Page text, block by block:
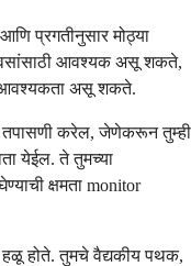
प्रगतीनुसार मोठ्या
आवश्यक असू शकते,
आवश्यकता असू शकते.
तपासणी करेल, जेणेकरून तुम्ही
येईल. ते तुमच्या
क्षमता monitor
हळू होते. तुमचे वैद्यकीय पथक,